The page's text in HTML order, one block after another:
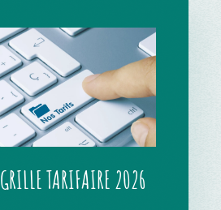
GRILLE TARIFAIRE 2026